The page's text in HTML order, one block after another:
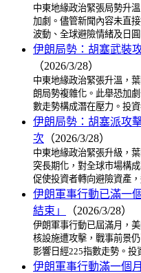
中東地緣政治緊張局勢升
加劇。儘管新聞內容未直
波動、全球避險情緒及日
伊朗局勢：胡塞武裝
（2026/3/28）
中東地緣政治緊張升溫，
朗局勢複雜化。此舉恐加
數走勢構成潛在壓力。投
伊朗局勢：胡塞派攻
次 （2026/3/28）
中東地緣政治緊張升級，
突長期化，對全球市場構
促使投資者轉向避險資產
伊朗軍事行動已滿一
結束」
（2026/3/28）
伊朗軍事行動已屆滿月，
核設施遭攻擊，戰事前景
影響日經225指數走勢。
伊朗軍事行動滿一個